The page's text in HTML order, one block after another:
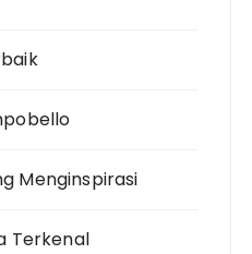
Menginspirasi
Terkenal